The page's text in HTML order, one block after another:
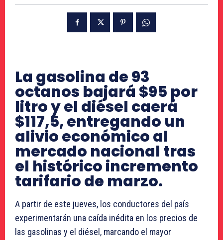
La gasolina de 93
octanos bajará $95 por
litro y el diésel caerá
$117,5, entregando un
alivio económico al
mercado nacional tras
el histórico incremento
tarifario de marzo.
A partir de este jueves, los conductores del país
experimentarán una caída inédita en los precios de
las gasolinas y el diésel, marcando el mayor